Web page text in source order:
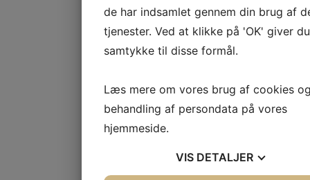
de har indsamlet gennem din brug af
tjenester. Ved at klikke på 'OK' giver du
samtykke til disse formål.
Læs mere om vores brug af cookies
behandling af persondata på vores
hjemmeside.
VIS DETALJER